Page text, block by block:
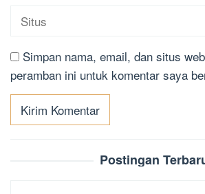
Simpan nama, email, dan situs
peramban ini untuk komentar saya
Postingan